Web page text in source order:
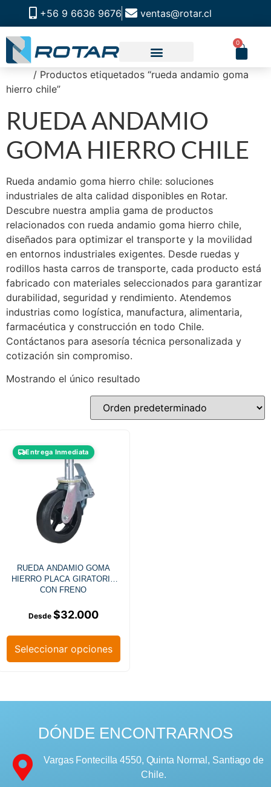
+56 9 6636 9676 ventas@rotar.cl
0
/ Productos etiquetados “rueda andamio goma
hierro chile”
RUEDA ANDAMIO
GOMA HIERRO CHILE
Rueda andamio goma hierro chile: soluciones
industriales de alta calidad disponibles en Rotar.
Descubre nuestra amplia gama de productos
relacionados con rueda andamio goma hierro chile,
diseñados para optimizar el transporte y la movilidad
en entornos industriales exigentes. Desde ruedas y
rodillos hasta carros de transporte, cada producto está
fabricado con materiales seleccionados para garantizar
durabilidad, seguridad y rendimiento. Atendemos
industrias como logística, manufactura, alimentaria,
farmacéutica y construcción en todo Chile.
Contáctanos para asesoría técnica personalizada y
cotización sin compromiso.
Mostrando el único resultado
Entrega Inmediata
RUEDA ANDAMIO GOMA
HIERRO PLACA GIRATORIA
CON FRENO
$32.000
Seleccionar opciones
DÓNDE ENCONTRARNOS
Vargas Fontecilla 4550, Quinta Normal, Santiago de
Chile.